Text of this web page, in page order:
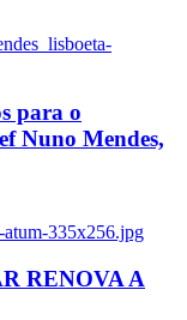
para o
Nuno Mendes,
atum-335x256.jpg
RENOVA A